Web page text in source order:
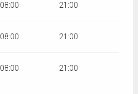
08:00 21:00
08:00 21:00
08:00 21:00